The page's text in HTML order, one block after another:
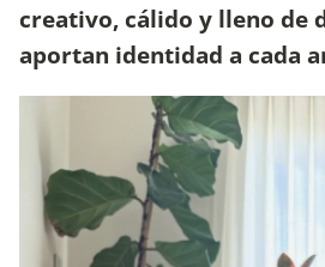
creativo, cálido y lleno de
aportan identidad a cada